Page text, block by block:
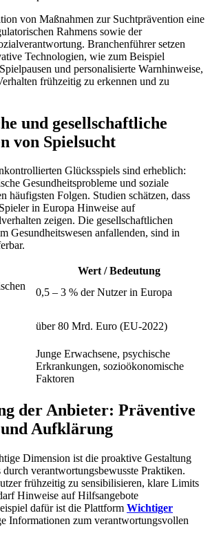
von Maßnahmen zur Suchtprävention eine
Rahmens sowie der
Branchenführer setzen
Technologien, wie zum Beispiel
und personalisierte Warnhinweise,
frühzeitig zu erkennen und zu
und gesellschaftliche
von Spielsucht
Glücksspiels sind erheblich:
Gesundheitsprobleme und soziale
häufigsten Folgen. Studien schätzen, dass
in Europa Hinweise auf
zeigen. Die gesellschaftlichen
Gesundheitswesen anfallenden, sind in
Wert / Bedeutung
0,5 – 3 % der Nutzer in Europa
über 80 Mrd. Euro (EU-2022)
Junge Erwachsene, psychische
Erkrankungen, sozioökonomische
Faktoren
der Anbieter: Präventive
Aufklärung
Dimension ist die proaktive Gestaltung
durch verantwortungsbewusste Praktiken.
frühzeitig zu sensibilisieren, klare Limits
Hinweise auf Hilfsangebote
dafür ist die Plattform Wichtiger
Informationen zum verantwortungsvollen